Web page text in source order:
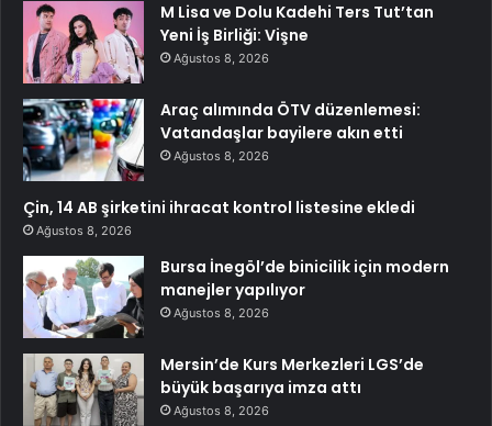
M Lisa ve Dolu Kadehi Ters Tut’tan
Yeni İş Birliği: Vişne
Ağustos 8, 2026
Araç alımında ÖTV düzenlemesi:
Vatandaşlar bayilere akın etti
Ağustos 8, 2026
Çin, 14 AB şirketini ihracat kontrol listesine ekledi
Ağustos 8, 2026
Bursa İnegöl’de binicilik için modern
manejler yapılıyor
Ağustos 8, 2026
Mersin’de Kurs Merkezleri LGS’de
büyük başarıya imza attı
Ağustos 8, 2026